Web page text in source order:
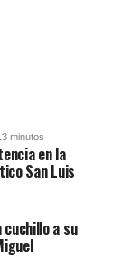
minutos
en la
San Luis
a su